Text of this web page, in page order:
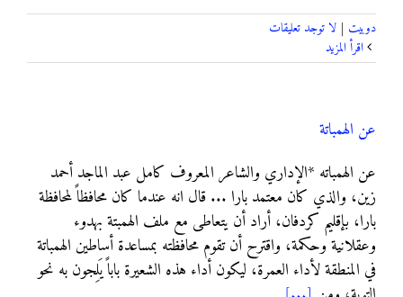
دوبيت | لا توجد تعليقات
عن الهمباتة
عن الهمباته *الإداري والشاعر المعروف كامل عبد الماجد أحمد
زين، والذي كان معتمد بارا ... قال انه عندما كان محافظاً لمحافظة
بارا، بإقليم كردفان، أراد أن يتعاطى مع ملف الهمبتة بهدوء
وعقلانية وحكمة، واقترح أن تقوم محافظته بمساعدة أساطين الهمباتة
في المنطقة لأداء العمرة، ليكون أداء هذه الشعيرة باباً يَلِجون به نحو